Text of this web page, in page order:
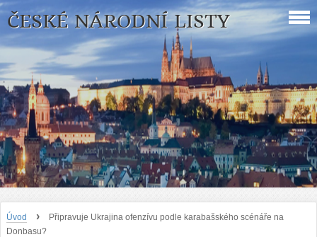
ČESKÉ NÁRODNÍ LISTY
Úvod ›
Připravuje Ukrajina ofenzívu podle karabašského scénáře na
Donbasu?